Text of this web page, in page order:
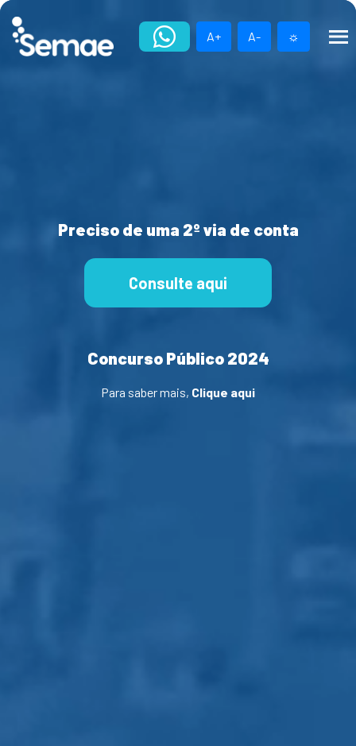
Skip
content
A+ A- ☼
Preciso de uma 2º via de conta
Consulte aqui
Concurso Público 2024
Para saber mais, Clique aqui